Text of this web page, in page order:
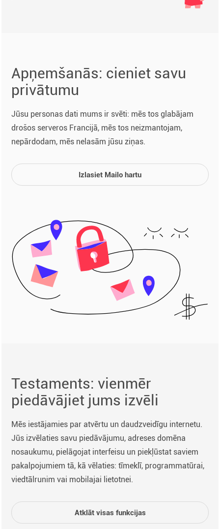
Apņemšanās: cieniet savu
privātumu
Jūsu personas dati mums ir svēti: mēs tos glabājam
drošos serveros Francijā, mēs tos neizmantojam,
nepārdodam, mēs nelasām jūsu ziņas.
Izlasiet Mailo hartu
Testaments: vienmēr
piedāvājiet jums izvēli
Mēs iestājamies par atvērtu un daudzveidīgu internetu.
Jūs izvēlaties savu piedāvājumu, adreses domēna
nosaukumu, pielāgojat interfeisu un piekļūstat saviem
pakalpojumiem tā, kā vēlaties: tīmeklī, programmatūrai,
viedtālrunim vai mobilajai lietotnei.
Atklāt visas funkcijas